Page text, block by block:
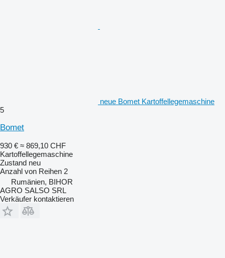
neue Bomet Kartoffellegemaschine
5
Bomet
930 € ≈ 869,10 CHF
Kartoffellegemaschine
Zustand neu
Anzahl von Reihen 2
Rumänien, BIHOR
AGRO SALSO SRL
Verkäufer kontaktieren